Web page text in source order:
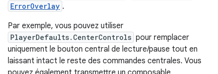
ErrorOverlay .
Par exemple, vous pouvez utiliser
PlayerDefaults.CenterControls pour remplacer
uniquement le bouton central de lecture/pause tout en
laissant intact le reste des commandes centrales. Vous